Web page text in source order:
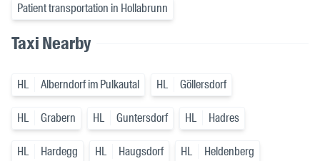
Patient transportation in Hollabrunn
Taxi Nearby
HL Alberndorf im Pulkautal HL Göllersdorf
HL Grabern HL Guntersdorf HL Hadres
HL Hardegg HL Haugsdorf HL Heldenberg